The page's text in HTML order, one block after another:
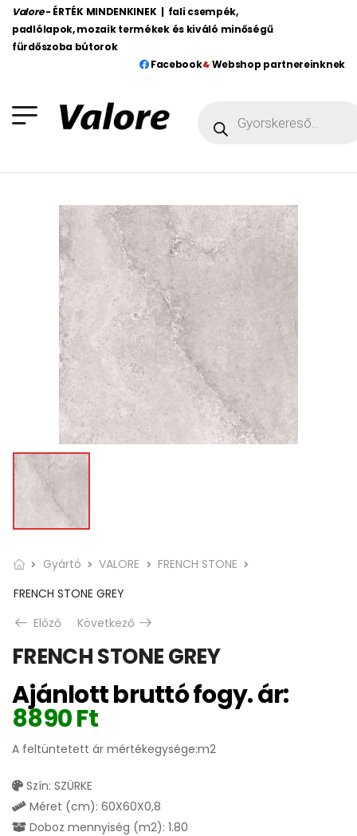
Valore - ÉRTÉK MINDENKINEK | fali csempék,
padlólapok, mozaik termékek és kiváló minőségű
fürdőszoba bútorok
Facebook
Webshop partnereinknek
Gyártó VALORE
FRENCH STONE
FRENCH STONE GREY
Előző
Következő
FRENCH STONE GREY
Ajánlott bruttó fogy. ár:
8890Ft
A feltüntetett ár mértékegysége:m2
Szín: SZÜRKE
Méret (cm): 60X60X0,8
Doboz mennyiség (m2): 1.80